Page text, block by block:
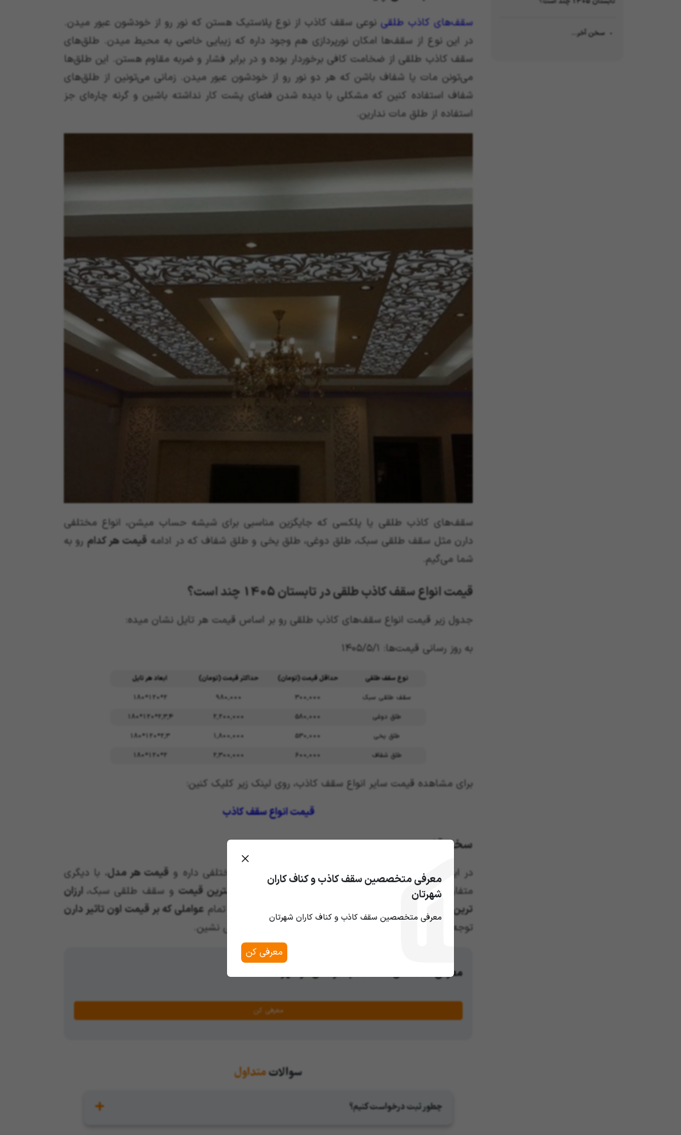
معرفی متخصصین سقف کاذب و کناف کاران
شهرتان
معرفی متخصصین سقف کاذب و کناف کاران شهرتان
معرفی کن
سخن آخر…
سقف‌های کاذب طلقی نوعی سقف کاذب از نوع پلاستیک هستن که نور رو از خودشون عبور میدن.
در این نوع از سقف‌ها امکان نورپردازی هم وجود داره که زیبایی خاصی به محیط میدن. طلق‌های
سقف کاذب طلقی از ضخامت کافی برخوردار بوده و در برابر فشار و ضربه مقاوم هستن. این طلق‌ها
می‌تونن مات یا شفاف باشن که هر دو نور رو از خودشون عبور میدن. زمانی می‌تونین از طلق‌های
شفاف استفاده کنین که مشکلی با دیده شدن فضای پشت کار نداشته باشین و گرنه چاره‌ای جز
استفاده از طلق مات ندارین.
سقف‌های کاذب طلقی یا پلکسی که جایگزین مناسبی برای شیشه حساب میشن، انواع مختلفی
دارن مثل سقف طلقی سبک، طلق دوغی، طلق یخی و طلق شفاف که در ادامهقیمت هر کدام رو به
شما می‌گیم.
قیمت انواع سقف کاذب طلقی در تابستان 1405 چند است؟
جدول زیر قیمت انواع سقف‌های کاذب طلقی رو بر اساس قیمت هر تایل نشان میده:
به روز رسانی قیمت‌ها: ۱۴۰۵/۵/۱
نوع سقف طلقی حداقل قیمت (تومان) حداکثر قیمت (تومان)
ابعاد هر تایل
سقف طلقی سبک
300,000
980,000
2*120*180
طلق دوغی
580,000
2,200,000
2,3,4*120*180
طلق یخی
530,000
1,800,000
2,3*120*180
طلق شفاف
600,000
2,300,000
2*120*180
برای مشاهده قیمت سایر انواع سقف کاذب، روی لینک زیر کلیک کنین:
قیمت انواع سقف کاذب
سخن آخر…
در این مقاله متوجه شدین که سقف کاذب طلقی انواع مختلفی داره و قیمت هر مدل، با دیگری
متفاوت است. در این بین، سقف کاذب طلقی شفاف،
بیشترین قیمت و سقف طلقی سبک، ارزان
ترین قیمت
رو داره. بنابراین در هنگام ، به تمام عواملی که بر قیمت اون تاثیر دارن
توجه کنین، تا خدایی نکرده دچار پشیمانی و یا ضررهای مالی نشین.
معرفی متخصص سقف کاذب حرفه ای در شهر شما
معرفی کن
سوالاتمتداول
چطور ثبت درخواست کنیم؟